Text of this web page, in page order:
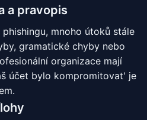
a pravopis
mnoho útoků stále
gramatické chyby nebo
organizace mají
účet bylo kompromitovat' je